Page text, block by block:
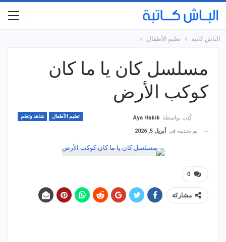
الباش كاتبة تعليم الأطفال
مسلسل كان يا ما كان
كوكب الأرض
تعليم الأطفال شاهد وتعلم كُتِب بواسطة Aya Habib
تم تحديثه في
أبريل 5, 2026
0
مشاركة